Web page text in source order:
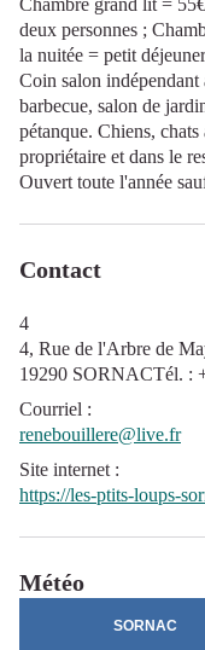
deux personnes ;
la nuitée = petit
Coin salon
barbecue, salon de
pétanque. Chiens,
propriétaire et dans le
Ouvert toute l'année
Contact
4
4, Rue de l'Arbre de
19290 SORNACTél. :
Courriel :
renebouillere@live.fr
Site internet :
https://les-ptits-loups-
Météo